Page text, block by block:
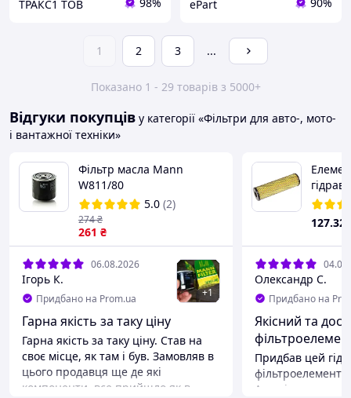
ТРАКС1 ТОВ ePart
1 2 3 ...
Показано 1 - 29 товарів з 5000+
Відгуки покупців у категорії «Фільтри для авто-, мото-
і вантажної техніки»
Фільтр масла Mann
W811/80
5.0 (2)
261 ₴
274₴
06.08.2026
Ігорь К.
Придбано на Prom.ua +1
Гарна якість за таку ціну
Гарна якість за таку ціну. Став на
своє місце, як там і був. Замовляв в
цього продавця ще де які
компоненти, все прийшло як в
127.32
Олександр С.
Придбано на
Якісний та
Придбав цей
фільтроелемент
Агрогідромаш